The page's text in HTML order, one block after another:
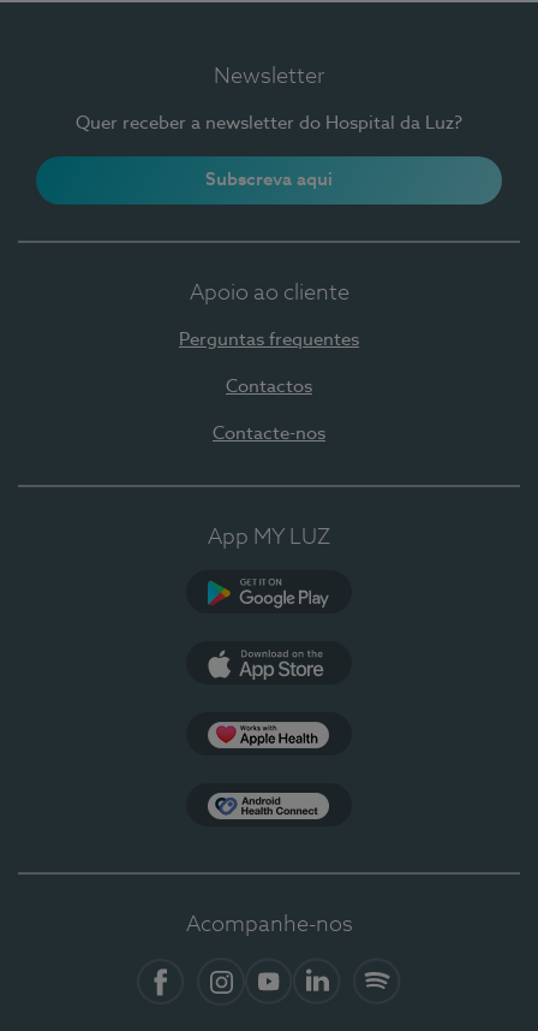
Newsletter
Quer receber a newsletter do Hospital da Luz?
Subscreva aqui
Apoio ao cliente
Perguntas frequentes
Contactos
Contacte-nos
App MY LUZ
Acompanhe-nos